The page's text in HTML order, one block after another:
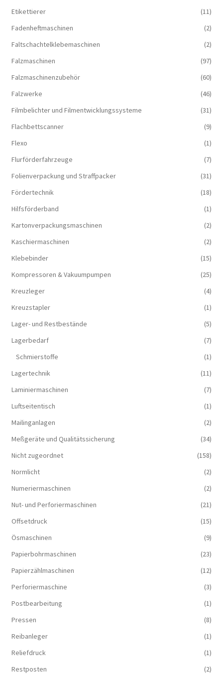
Etikettierer
(11)
Fadenheftmaschinen
(2)
Faltschachtelklebemaschinen
(2)
Falzmaschinen
(97)
Falzmaschinenzubehör
(60)
Falzwerke
(46)
Filmbelichter und Filmentwicklungssysteme
(31)
Flachbettscanner
(9)
Flexo
(1)
Flurförderfahrzeuge
(7)
Folienverpackung und Straffpacker
(31)
Fördertechnik
(18)
Hilfsförderband
(1)
Kartonverpackungsmaschinen
(2)
Kaschiermaschinen
(2)
Klebebinder
(15)
Kompressoren & Vakuum­pumpen
(25)
Kreuzleger
(4)
Kreuzstapler
(1)
Lager- und Restbestände
(5)
Lagerbedarf
(7)
Schmierstoffe
(1)
Lagertechnik
(11)
Laminiermaschinen
(7)
Luftseitentisch
(1)
Mailinganlagen
(2)
Meßgeräte und Qualitätssicherung
(34)
Nicht zugeordnet
(158)
Normlicht
(2)
Numeriermaschinen
(2)
Nut- und Perforiermaschinen
(21)
Offsetdruck
(15)
Ösmaschinen
(9)
Papierbohrmaschinen
(23)
Papierzählmaschinen
(12)
Perforiermaschine
(3)
Postbearbeitung
(1)
Pressen
(8)
Reibanleger
(1)
Reliefdruck
(1)
Restposten
(2)